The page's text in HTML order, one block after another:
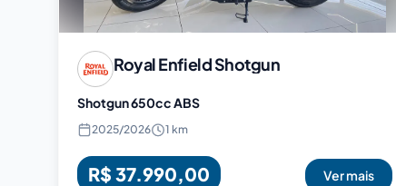
Royal EnfieldShotgun
Shotgun 650cc ABS
2025/2026 1 km
R$ 37.990,00 Ver mais